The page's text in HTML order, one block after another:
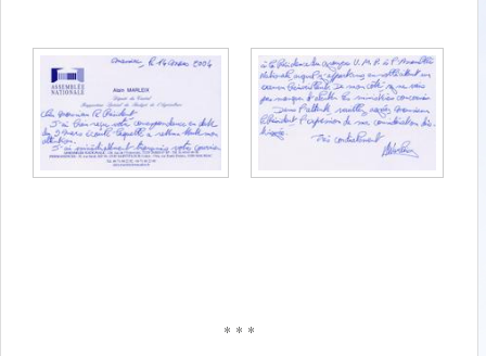
* * *